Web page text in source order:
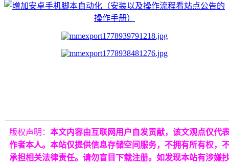
版权声明： 本文内容由互联网用户自发贡献，该文观点仅代
作者本人。本站仅提供信息存储空间服务，不拥有所有权，
承担相关法律责任。请勿盲目下载注册。如发现本站有涉嫌